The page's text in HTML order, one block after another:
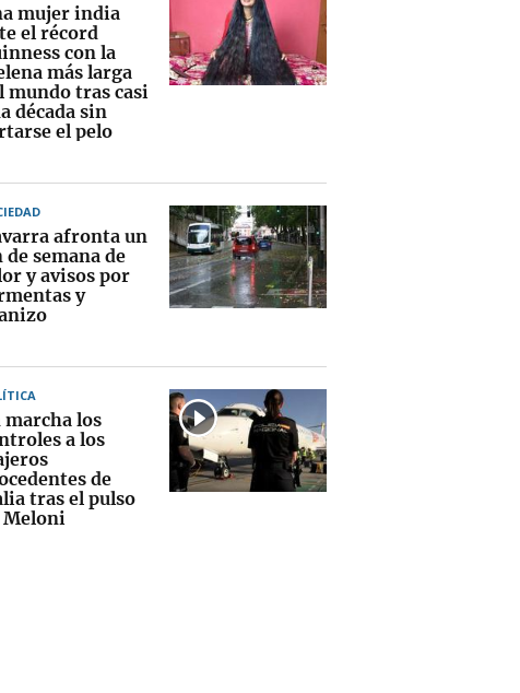
mujer india
el récord
con la
más larga
mundo tras casi
década sin
el pelo
afronta un
semana de
y avisos por
y
marcha los
a los
de
tras el pulso
Meloni